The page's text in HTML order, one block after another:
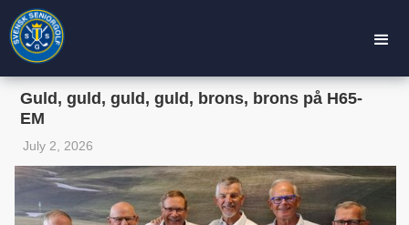
Guld, guld, guld, guld, brons, brons på H65-
EM
July 2, 2026